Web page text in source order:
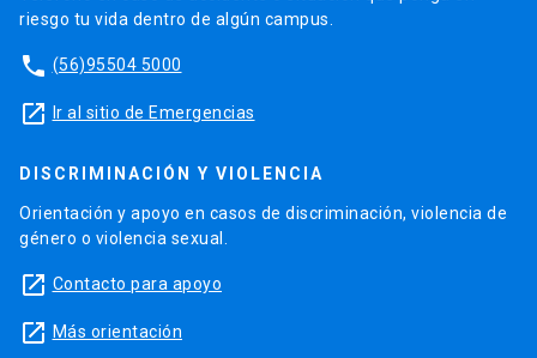
riesgo tu vida dentro de algún campus.
phone (56)95504 5000
launch Ir al sitio de Emergencias
DISCRIMINACIÓN Y VIOLENCIA
Orientación y apoyo en casos de discriminación, violencia de
género o violencia sexual.
launch Contacto para apoyo
launch Más orientación